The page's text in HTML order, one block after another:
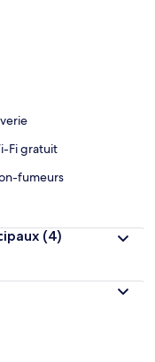
Fi gratuit
fumeurs
(4)